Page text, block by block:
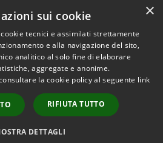
Copyright © 2026 • Comune di
Spoleto • Powered by
Municipium•
Accesso
redazione
×
sui cookie
tecnici e assimilati strettamente
e alla navigazione del sito,
analitico al solo fine di elaborare
aggregate e anonime.
la cookie policy al seguente link
RIFIUTA TUTTO
DETTAGLI